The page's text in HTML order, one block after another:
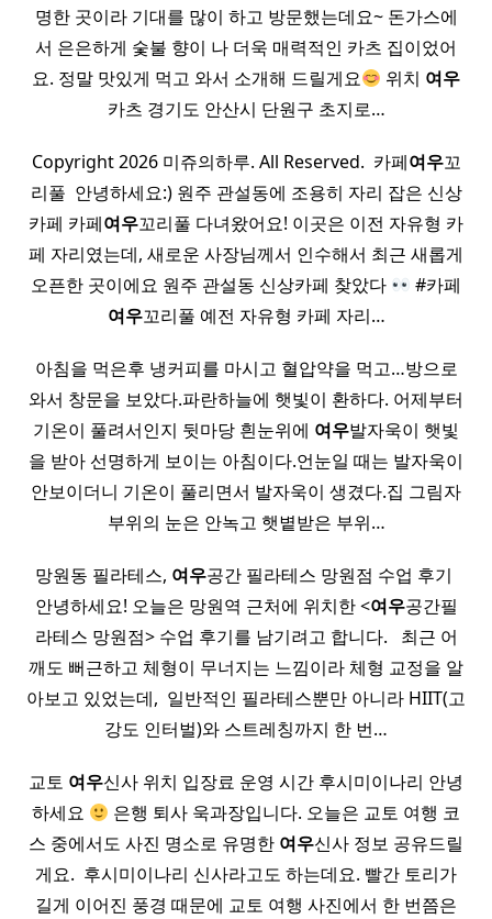
명한 곳이라 기대를 많이 하고 방문했는데요~ 돈가스에
서 은은하게 숯불 향이 나 더욱 매력적인 카츠 집이었어
요. 정말 맛있게 먹고 와서 소개해 드릴게요
위치 여우
카츠 경기도 안산시 단원구 초지로…
Copyright 2026 미쥬의하루. All Reserved. ​ 카페여우꼬
리풀 ​ 안녕하세요:) 원주 관설동에 조용히 자리 잡은 신상
카페 카페여우꼬리풀 다녀왔어요! 이곳은 이전 자유형 카
페 자리였는데, 새로운 사장님께서 인수해서 최근 새롭게
오픈한 곳이에요 원주 관설동 신상카페 찾았다
#카페
여우꼬리풀 예전 자유형 카페 자리…
아침을 먹은후 냉커피를 마시고 혈압약을 먹고…방으로
와서 창문을 보았다.파란하늘에 햇빛이 환하다. 어제부터
기온이 풀려서인지 뒷마당 흰눈위에 여우발자욱이 햇빛
을 받아 선명하게 보이는 아침이다.언눈일 때는 발자욱이
안보이더니 기온이 풀리면서 발자욱이 생겼다.집 그림자
부위의 눈은 안녹고 햇볕받은 부위…
망원동 필라테스, 여우공간 필라테스 망원점 수업 후기 ​
안녕하세요! 오늘은 망원역 근처에 위치한 <여우공간필
라테스 망원점> 수업 후기를 남기려고 합니다. ​ ​ 최근 어
깨도 뻐근하고 체형이 무너지는 느낌이라 체형 교정을 알
아보고 있었는데, ​ 일반적인 필라테스뿐만 아니라 HIIT(고
강도 인터벌)와 스트레칭까지 한 번…
교토 여우신사 위치 입장료 운영 시간 후시미이나리 안녕
하세요
은행 퇴사 욱과장입니다. 오늘은 교토 여행 코
스 중에서도 사진 명소로 유명한 여우신사 정보 공유드릴
게요. ​ 후시미이나리 신사라고도 하는데요. 빨간 토리가
길게 이어진 풍경 때문에 교토 여행 사진에서 한 번쯤은